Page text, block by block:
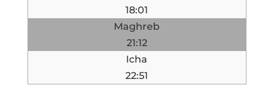
18:01
Maghreb
21:12
Icha
22:51